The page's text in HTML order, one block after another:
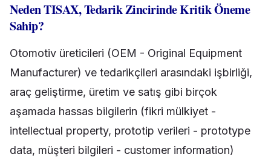
Neden TISAX, Tedarik Zincirinde Kritik Öneme
Sahip?
Otomotiv üreticileri (OEM - Original Equipment
Manufacturer) ve tedarikçileri arasındaki işbirliği,
araç geliştirme, üretim ve satış gibi birçok
aşamada hassas bilgilerin (fikri mülkiyet -
intellectual property, prototip verileri - prototype
data, müşteri bilgileri - customer information)